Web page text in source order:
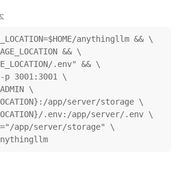
anythingllm && \
&& \
.env" && \
3001:3001 \
\
app/server/storage \
.env:/app/server/.env \
app/server/storage" \